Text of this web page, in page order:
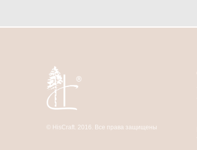
© HisCraft. 2016. Все права защищены